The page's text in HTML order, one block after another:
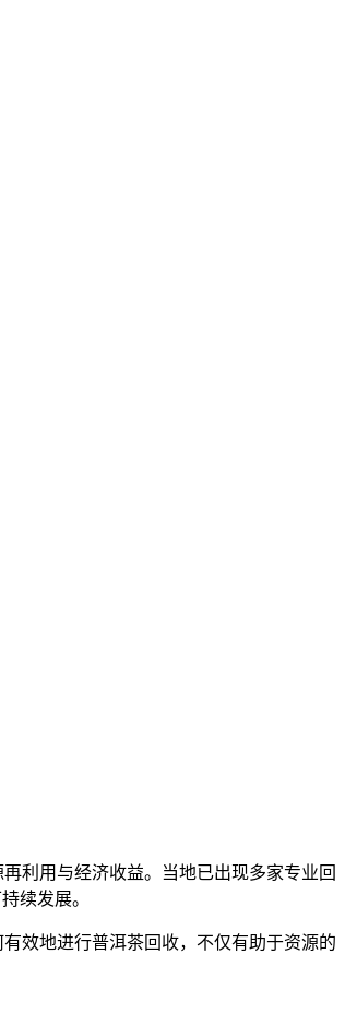
利用与经济收益。当地已出现多家专业回
续发展。
效地进行普洱茶回收，不仅有助于资源的